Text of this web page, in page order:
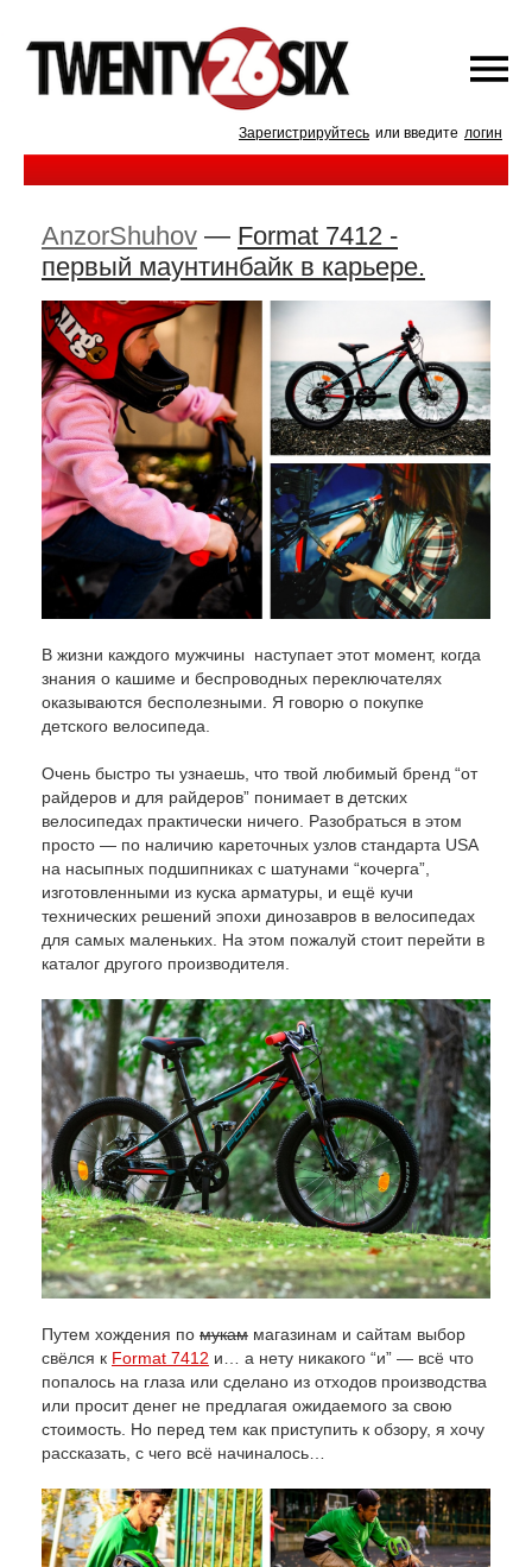
Зарегистрируйтесь или введите логин
AnzorShuhov — Format 7412 -
первый маунтинбайк в карьере.
В жизни каждого мужчины наступает этот момент, когда
знания о кашиме и беспроводных переключателях
оказываются бесполезными. Я говорю о покупке
детского велосипеда.
Очень быстро ты узнаешь, что твой любимый бренд “от
райдеров и для райдеров” понимает в детских
велосипедах практически ничего. Разобраться в этом
просто — по наличию кареточных узлов стандарта USA
на насыпных подшипниках с шатунами “кочерга”,
изготовленными из куска арматуры, и ещё кучи
технических решений эпохи динозавров в велосипедах
для самых маленьких. На этом пожалуй стоит перейти в
каталог другого производителя.
Путем хождения по мукам магазинам и сайтам выбор
свёлся к Format 7412 и… а нету никакого “и” — всё что
попалось на глаза или сделано из отходов производства
или просит денег не предлагая ожидаемого за свою
стоимость. Но перед тем как приступить к обзору, я хочу
рассказать, с чего всё начиналось…